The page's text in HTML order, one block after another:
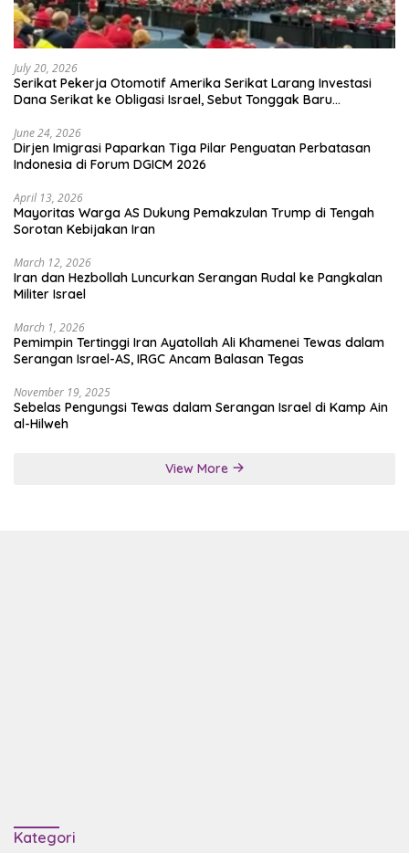
July 20, 2026
Serikat Pekerja Otomotif Amerika Serikat Larang Investasi
Dana Serikat ke Obligasi Israel, Sebut Tonggak Baru
June 24, 2026
Dirjen Imigrasi Paparkan Tiga Pilar Penguatan Perbatasan
Indonesia di Forum DGICM 2026
April 13, 2026
Mayoritas Warga AS Dukung Pemakzulan Trump di Tengah
Sorotan Kebijakan Iran
March 12, 2026
Iran dan Hezbollah Luncurkan Serangan Rudal ke Pangkalan
Militer Israel
March 1, 2026
Pemimpin Tertinggi Iran Ayatollah Ali Khamenei Tewas dalam
Serangan Israel-AS, IRGC Ancam Balasan Tegas
November 19, 2025
Sebelas Pengungsi Tewas dalam Serangan Israel di Kamp Ain
al-Hilweh
View More
Kategori